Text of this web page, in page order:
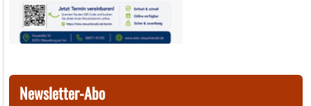
Newsletter-Abo